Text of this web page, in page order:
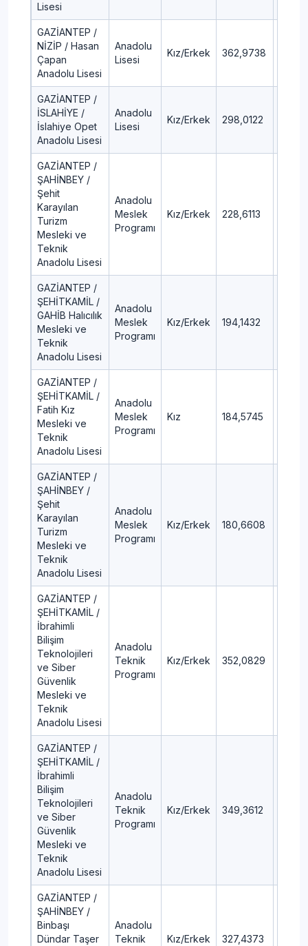
Lisesi
GAZİANTEP /
NİZİP / Hasan
Çapan
Anadolu Lisesi
Anadolu
Lisesi
Kız/Erkek 362,9738
GAZİANTEP /
İSLAHİYE /
İslahiye Opet
Anadolu Lisesi
Anadolu
Lisesi
Kız/Erkek 298,0122
GAZİANTEP /
ŞAHİNBEY /
Şehit
Karayılan
Turizm
Mesleki ve
Teknik
Anadolu Lisesi
Anadolu
Meslek
Programı
Kız/Erkek 228,6113
GAZİANTEP /
ŞEHİTKAMİL /
GAHİB Halıcılık
Mesleki ve
Teknik
Anadolu Lisesi
Anadolu
Meslek
Programı
Kız/Erkek 194,1432
GAZİANTEP /
ŞEHİTKAMİL /
Fatih Kız
Mesleki ve
Teknik
Anadolu Lisesi
Anadolu
Meslek
Programı
Kız 184,5745
GAZİANTEP /
ŞAHİNBEY /
Şehit
Karayılan
Turizm
Mesleki ve
Teknik
Anadolu Lisesi
Anadolu
Meslek
Programı
Kız/Erkek 180,6608
GAZİANTEP /
ŞEHİTKAMİL /
İbrahimli
Bilişim
Teknolojileri
ve Siber
Güvenlik
Mesleki ve
Teknik
Anadolu Lisesi
Anadolu
Teknik
Programı
Kız/Erkek 352,0829
GAZİANTEP /
ŞEHİTKAMİL /
İbrahimli
Bilişim
Teknolojileri
ve Siber
Güvenlik
Mesleki ve
Teknik
Anadolu Lisesi
Anadolu
Teknik
Programı
Kız/Erkek 349,3612
GAZİANTEP /
ŞAHİNBEY /
Binbaşı
Dündar Taşer
Anadolu
Teknik
Kız/Erkek 327,4373